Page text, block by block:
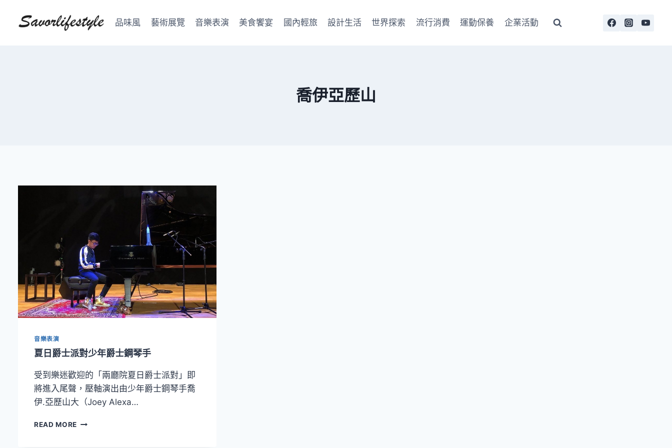
品味風 藝術展覽 音樂表演 美食饗宴 國內輕旅 設計生活 世界探索 流行消費 運動保養 企業活動
喬伊亞歷山
音樂表演
夏日爵士派對少年爵士鋼琴手
受到樂迷歡迎的「兩廳院夏日爵士派對」即
將進入尾聲，壓軸演出由少年爵士鋼琴手喬
伊.亞歷山大（Joey Alexa…
READ MORE